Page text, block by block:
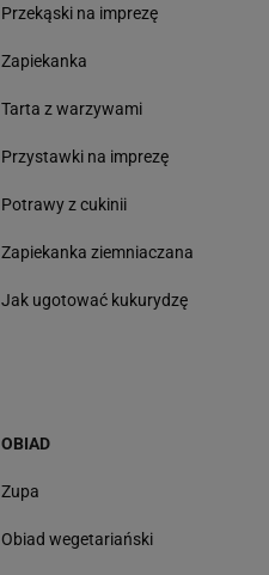
Przekąski na imprezę
Zapiekanka
Tarta z warzywami
Przystawki na imprezę
Potrawy z cukinii
Zapiekanka ziemniaczana
Jak ugotować kukurydzę
OBIAD
Zupa
Obiad wegetariański